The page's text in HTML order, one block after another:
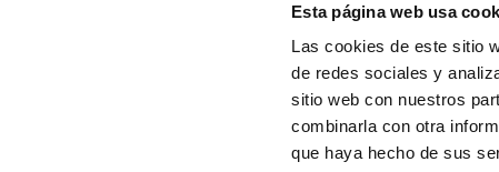
Esta página web usa
Las cookies de este sitio
de redes sociales y
sitio web con nuestros
combinarla con otra
que haya hecho de sus